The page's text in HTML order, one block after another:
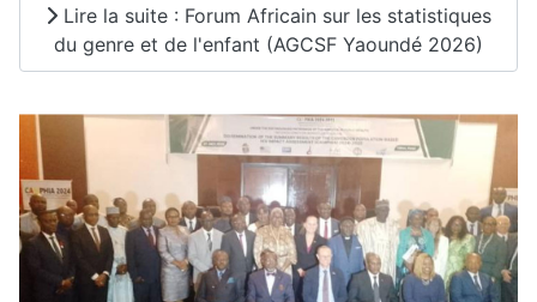
Lire la suite : Forum Africain sur les statistiques
du genre et de l'enfant (AGCSF Yaoundé 2026)